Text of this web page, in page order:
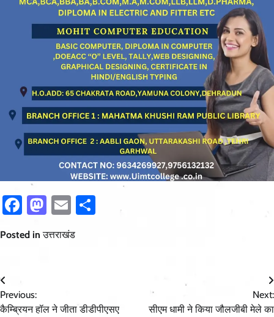
Facebook
Mastodon
EmailShare
Posted inउत्तराखंड
Post
navigation
Previous:
कैम्ब्रियन हॉल ने जीता डीडीपीएसए
Next:
सीएम धामी ने किया जौलजीबी मेले का